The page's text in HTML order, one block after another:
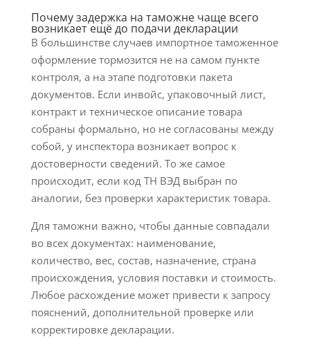
Почему задержка на таможне чаще всего
возникает ещё до подачи декларации
В большинстве случаев импортное таможенное
оформление тормозится не на самом пункте
контроля, а на этапе подготовки пакета
документов. Если инвойс, упаковочный лист,
контракт и техническое описание товара
собраны формально, но не согласованы между
собой, у инспектора возникает вопрос к
достоверности сведений. То же самое
происходит, если код ТН ВЭД выбран по
аналогии, без проверки характеристик товара.
Для таможни важно, чтобы данные совпадали
во всех документах: наименование,
количество, вес, состав, назначение, страна
происхождения, условия поставки и стоимость.
Любое расхождение может привести к запросу
пояснений, дополнительной проверке или
корректировке декларации.